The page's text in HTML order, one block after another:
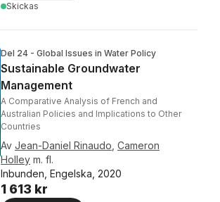
Skickas
Del 24 - Global Issues in Water Policy
Sustainable Groundwater
Management
A Comparative Analysis of French and
Australian Policies and Implications to Other
Countries
Av Jean-Daniel Rinaudo Cameron
Holley m. fl.
Inbunden, Engelska, 2020
1 613 kr